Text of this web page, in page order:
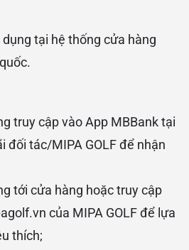
dụng tại hệ thống cửa hàng
truy cập vào App MBBank tại
đối tác/MIPA GOLF để nhận
tới cửa hàng hoặc truy cập
của MIPA GOLF để lựa
thích;